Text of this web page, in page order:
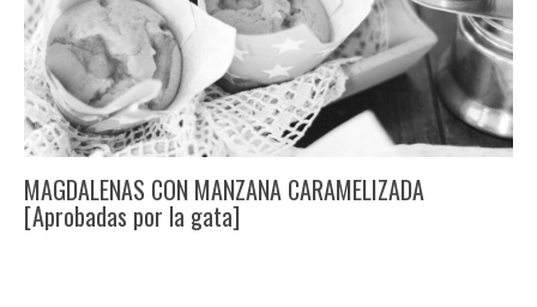
MAGDALENAS CON MANZANA CARAMELIZADA
[Aprobadas por la gata]